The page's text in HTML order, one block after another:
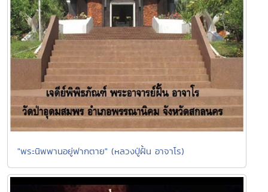
"พระนิพพานอยู่ฟากตาย" (หลวงปู่ฝั้น อาจาโร)